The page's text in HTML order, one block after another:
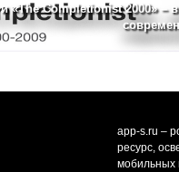
«The Completionist 2000» –
app-s.ru –
ресурс,
мобильных